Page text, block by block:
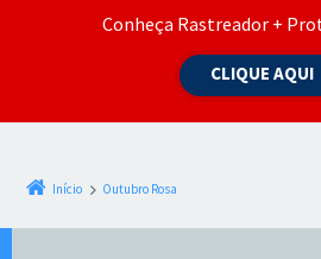
Conheça Rastreador +
CLIQUE AQUI
Início Outubro Rosa